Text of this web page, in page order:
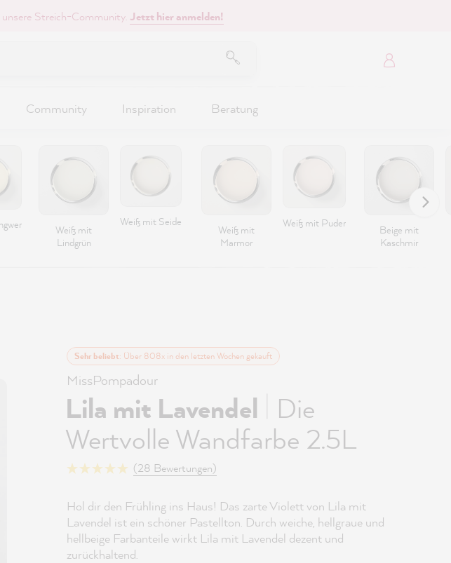
Streich-Community. Jetzt hier anmelden!
Community Inspiration Beratung
Weiß mit
Lindgrün
Weiß mit Seide
Weiß mit
Marmor
Weiß mit Puder
Beige mit
Kaschmir
Sehr beliebt: Über 808x in den letzten Wochen gekauft
MissPompadour
Lila mit Lavendel
Die
Wertvolle Wandfarbe 2.5L
(28 Bewertungen)
Hol dir den Frühling ins Haus! Das zarte Violett von Lila mit
Lavendel ist ein schöner Pastellton. Durch weiche, hellgraue und
hellbeige Farbanteile wirkt Lila mit Lavendel dezent und
zurückhaltend.